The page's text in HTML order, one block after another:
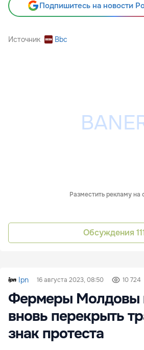
Подпишитесь на новости
Источник Bbc
Разместить рекламу на
Обсуждения
Ipn 16 августа 2023, 08:50 10 724
Фермеры Молдовы
вновь перекрыть
знак протеста